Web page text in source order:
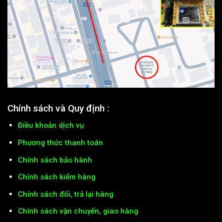
Chính sách và Quy định :
Điều khoản dịch vụ
Phương thức thanh toán
Chính sách bảo hành
Chính sách kiểm hàng
Chính sách đổi, trả lại hàng
Chính sách vận chuyển, giao hàng